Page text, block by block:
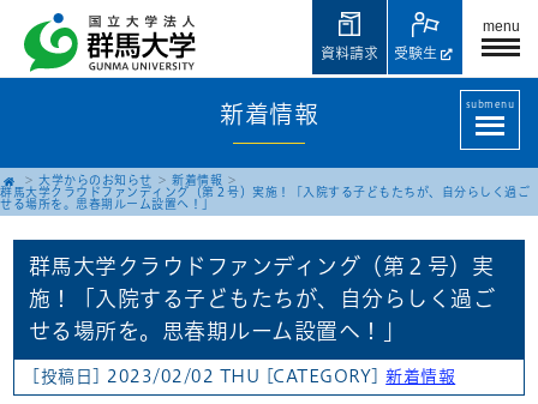
menu
受験生
資料請求
新着情報 submenu
大学からのお知らせ
新着情報
群馬大学クラウドファンディング（第２号）実施！「入院する子どもたちが、自分らしく過ご
せる場所を。思春期ルーム設置へ！」
群馬大学クラウドファンディング（第２号）実
施！「入院する子どもたちが、自分らしく過ご
せる場所を。思春期ルーム設置へ！」
[投稿日] 2023/02/02 THU [CATEGORY]新着情報